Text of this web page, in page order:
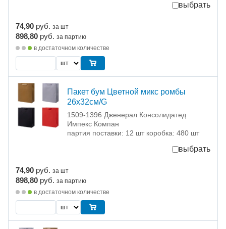
выбрать
74,90 руб. за шт
898,80 руб. за партию
в достаточном количестве
Пакет бум Цветной микс ромбы
26х32см/G
1509-1396 Дженерал Консолидатед
Импекс Компан
партия поставки: 12 шт коробка: 480 шт
выбрать
74,90 руб. за шт
898,80 руб. за партию
в достаточном количестве